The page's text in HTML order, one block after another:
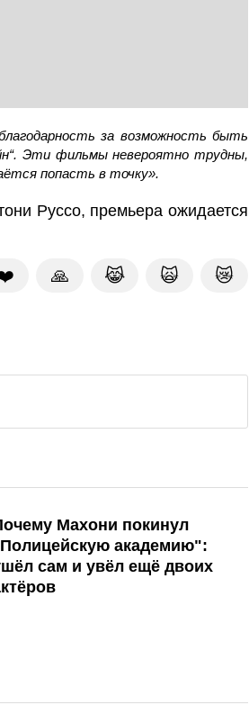
за возможность быть
Эти фильмы невероятно трудны,
попасть в точку».
Руссо, премьера ожидается
🙏 😹 🙀 😿
Махони покинул
академию":
сам и увёл ещё двоих